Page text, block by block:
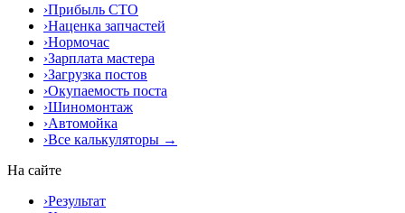
›Прибыль СТО
›Наценка запчастей
›Нормочас
›Зарплата мастера
›Загрузка постов
›Окупаемость поста
›Шиномонтаж
›Автомойка
›Все калькуляторы →
На сайте
›Результат